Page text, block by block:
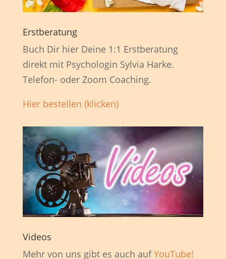
Erstberatung
Buch Dir hier Deine 1:1 Erstberatung
direkt mit Psychologin Sylvia Harke.
Telefon- oder Zoom Coaching.
Hier bestellen (klicken)
Videos
Mehr von uns gibt es auch aufYouTube!